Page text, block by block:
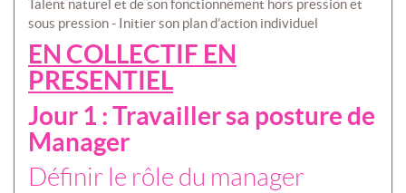
Talent naturel et de son fonctionnement hors pression et
sous pression - Initier son plan d’action individuel
EN COLLECTIF EN
PRESENTIEL
Jour 1 : Travailler sa posture de
Manager
Définir le rôle du manager